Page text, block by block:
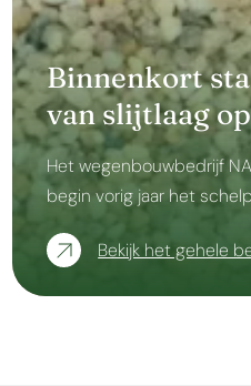
Binnenkort
van slijtlaag
Het wegenbouwbedrijf
begin vorig jaar het
Bekijk het gehele